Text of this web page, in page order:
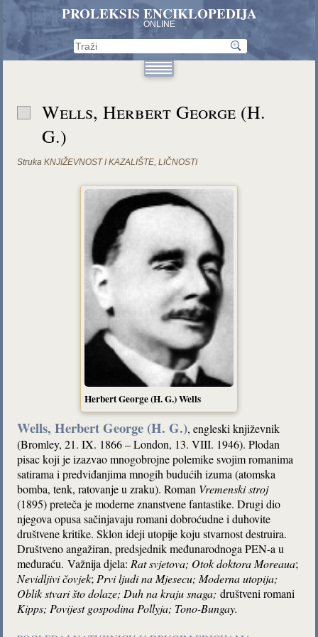
PROLEKSIS ENCIKLOPEDIJA
ONLINE
Wells, Herbert George (H.
G.)
Struka KNJIŽEVNOST I KAZALIŠTE,LIČNOSTI
Herbert George (H. G.) Wells
Wells, Herbert George (H. G.), engleski književnik
(Bromley, 21. IX. 1866 – London, 13. VIII. 1946). Plodan
pisac koji je izazvao mnogobrojne polemike svojim romanima
satirama i predviđanjima mnogih budućih izuma (atomska
bomba, tenk, ratovanje u zraku). Roman Vremenski stroj
(1895) preteča je moderne znanstvene fantastike. Drugi dio
njegova opusa sačinjavaju romani dobroćudne i duhovite
društvene kritike. Sklon ideji utopije koju stvarnost destruira.
Društveno angažiran, predsjednik međunarodnoga PEN-a u
međuraću. Važnija djela: Rat svjetova; Otok doktora Moreaua;
Nevidljivi čovjek; Prvi ljudi na Mjesecu; Moderna utopija;
Oblik stvari što dolaze; Duh na kraju snaga;društveni romani
Kipps; Povijest gospodina Pollyja; Tono-Bungay.